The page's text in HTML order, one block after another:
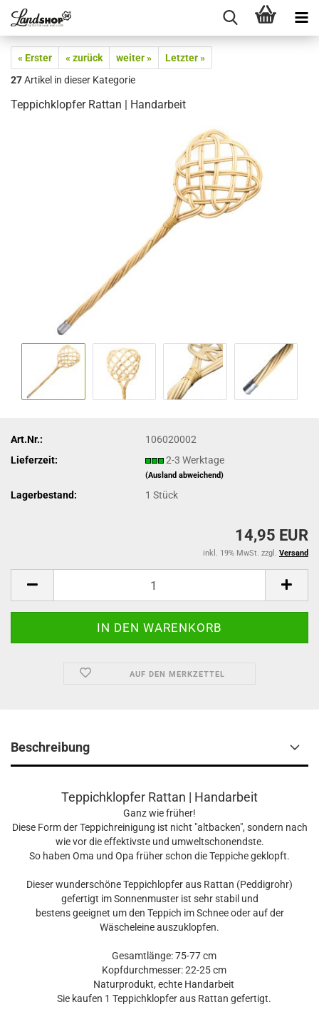
« Erster « zurück weiter »
Letzter »
27Artikel in dieser Kategorie
Teppichklopfer Rattan | Handarbeit
Art.Nr.:
106020002
Lieferzeit:
2-3 Werktage
(Ausland abweichend)
Lagerbestand: 1Stück
14,95 EUR
inkl. 19% MwSt. zzgl. Versand
AUF DEN MERKZETTEL
Beschreibung
Teppichklopfer Rattan | Handarbeit
Ganz wie früher!
Diese Form der Teppichreinigung ist nicht "altbacken", sondern nach
wie vor die effektivste und umweltschonendste.
So haben Oma und Opa früher schon die Teppiche geklopft.
Dieser wunderschöne Teppichlopfer aus Rattan (Peddigrohr)
gefertigt im Sonnenmuster ist sehr stabil und
bestens geeignet um den Teppich im Schnee oder auf der
Wäscheleine auszuklopfen.
Gesamtlänge: 75-77 cm
Kopfdurchmesser: 22-25 cm
Naturprodukt, echte Handarbeit
Sie kaufen 1 Teppichklopfer aus Rattan gefertigt.